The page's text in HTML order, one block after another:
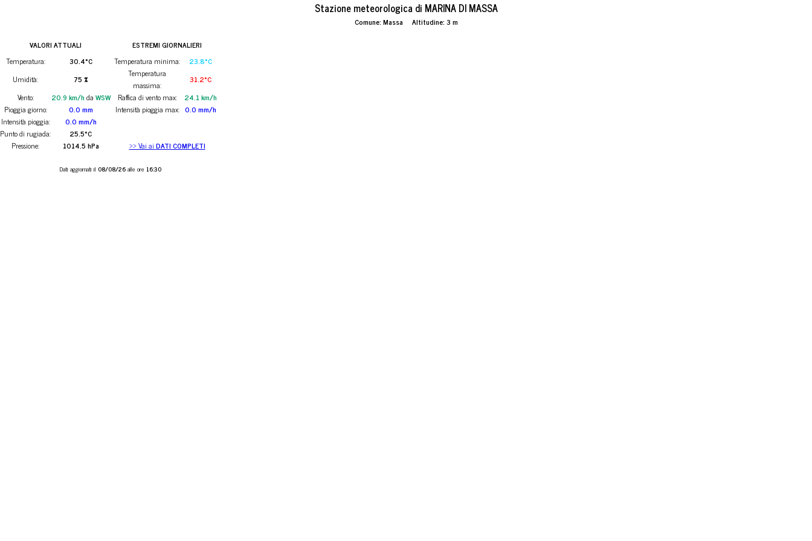
Stazione meteorologica di MARINA DI MASSA
Comune: Massa Altitudine: 3 m
VALORI ATTUALI
ESTREMI GIORNALIERI
Temperatura:
30.4°C Temperatura minima:
23.8°C
Umidità:
75 %
Temperatura
massima:
31.2°C
Vento:
20.9 km/h da WSW Raffica di vento max:
24.1 km/h
Pioggia giorno:
0.0 mm Intensità pioggia max: 0.0 mm/h
Intensità pioggia:
0.0 mm/h
Punto di rugiada:
25.5°C
Pressione:
1014.5 hPa >> Vai ai DATI COMPLETI
Dati aggiornati il 08/08/26alle ore 16:30